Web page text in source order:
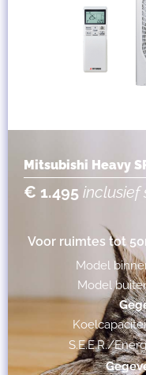
Mitsubishi Heavy
€ 1.495 inclusief
Voor ruimtes tot
Model
Model
S.E.E.R./